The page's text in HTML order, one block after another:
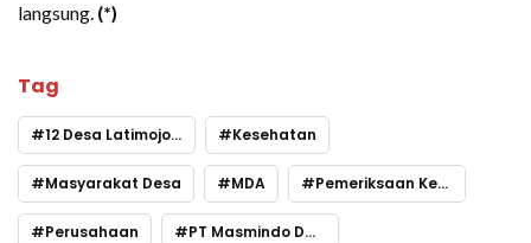
langsung. (*)
Tag
12 Desa Latimojong Kesehatan
Masyarakat Desa MDA Pemeriksaan Kesehatan Gratis
Perusahaan PT Masmindo Dwi Area